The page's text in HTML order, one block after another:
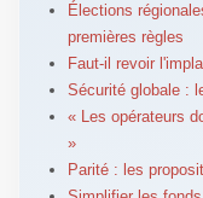
Élections
premières règles
Faut-il revoir
Sécurité globale :
« Les opérateurs
»
Parité : les